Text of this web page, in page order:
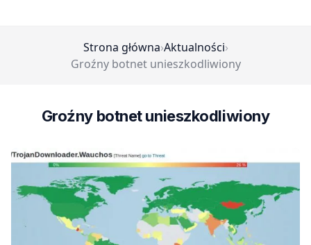
Strona główna›Aktualności›
Groźny botnet unieszkodliwiony
Groźny botnet unieszkodliwiony